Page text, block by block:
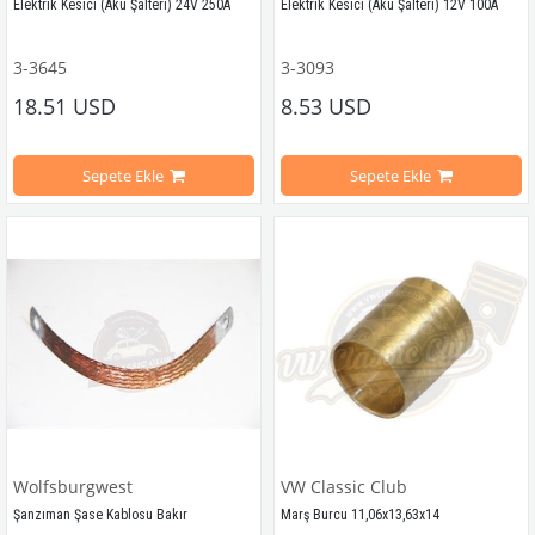
Elektrik Kesici (Akü Şalteri) 24V 250A
250A
3-3645
18.51 USD
Sepete Ekle
Elektrik Kesici (Akü Şalteri) 12V 100A
Devre Kesici
Maksimum 24V Kadar Dayanıklıdır
VWC Parça No: 3-3093
3-3093
8.53 USD
Sepete Ekle
Wolfsburgwest
Şanzıman Şase Kablosu Bakır
VW Classic Club
Marş Burcu 11,06x13,63x14